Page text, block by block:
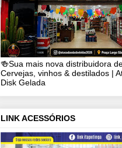
🍻Sua mais nova distribuidora
Cervejas, vinhos & destilados |
Disk Gelada
LINK ACESSÓRIOS